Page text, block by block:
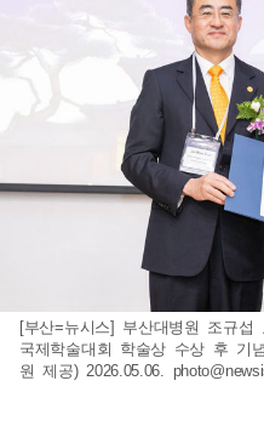
[부산=뉴시스] 부산대병원 조규섭
국제학술대회 학술상 수상 후 기
원 제공) 2026.05.06.